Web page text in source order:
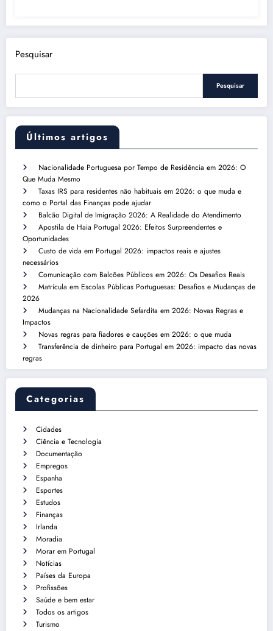
Pesquisar
Pesquisar
Últimos artigos
Nacionalidade Portuguesa por Tempo de Residência em 2026: O
Que Muda Mesmo
Taxas IRS para residentes não habituais em 2026: o que muda e
como o Portal das Finanças pode ajudar
Balcão Digital de Imigração 2026: A Realidade do Atendimento
Apostila de Haia Portugal 2026: Efeitos Surpreendentes e
Oportunidades
Custo de vida em Portugal 2026: impactos reais e ajustes
necessários
Comunicação com Balcões Públicos em 2026: Os Desafios Reais
Matrícula em Escolas Públicas Portuguesas: Desafios e Mudanças de
2026
Mudanças na Nacionalidade Sefardita em 2026: Novas Regras e
Impactos
Novas regras para fiadores e cauções em 2026: o que muda
Transferência de dinheiro para Portugal em 2026: impacto das novas
regras
Categorias
Cidades
Ciência e Tecnologia
Documentação
Empregos
Espanha
Esportes
Estudos
Finanças
Irlanda
Moradia
Morar em Portugal
Notícias
Países da Europa
Profissões
Saúde e bem estar
Todos os artigos
Turismo